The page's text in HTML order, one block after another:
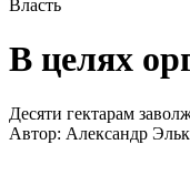
Власть
В целях
Десяти гектарам
Автор: Александр